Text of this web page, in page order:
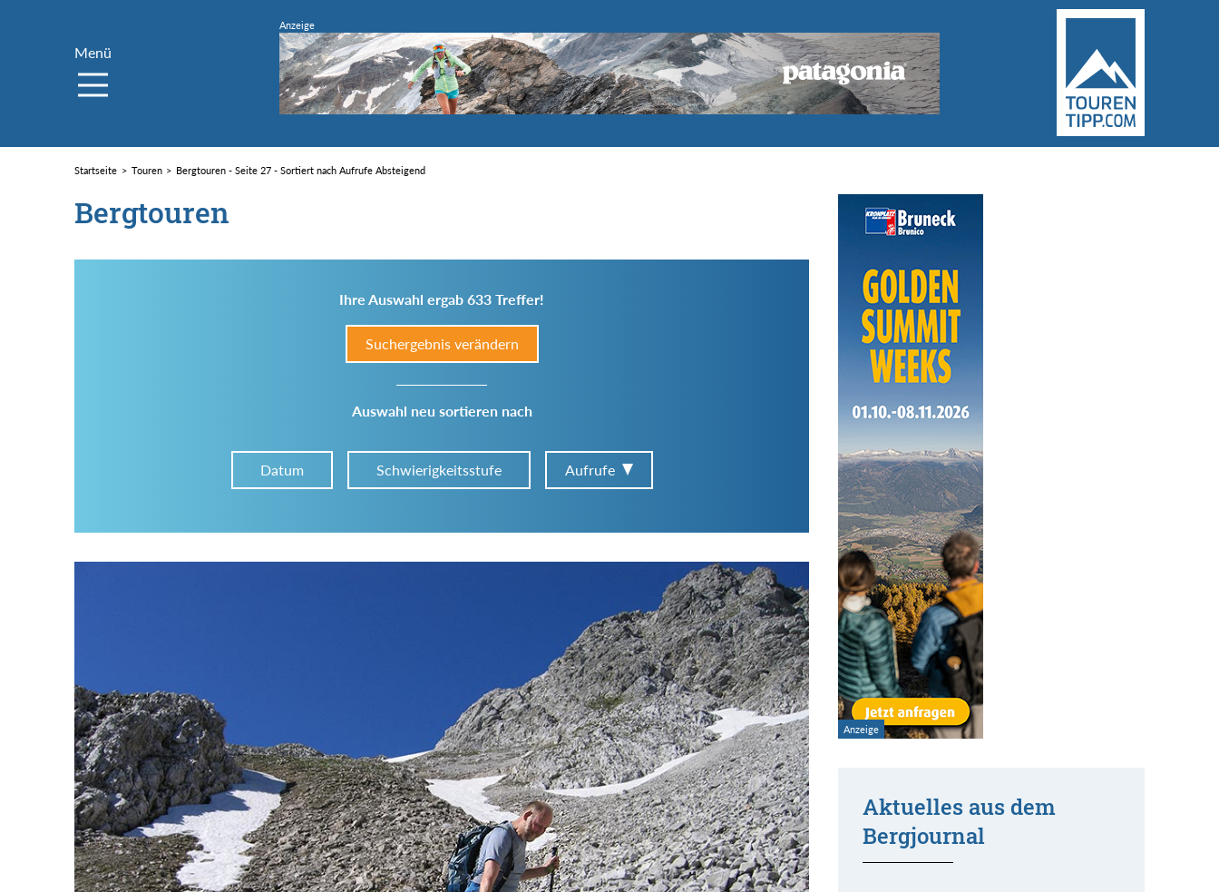
Menü
Startseite Touren Bergtouren - Seite 27 - Sortiert nach Aufrufe Absteigend
Bergtouren
Ihre Auswahl ergab 633 Treffer!
Suchergebnis verändern
Auswahl neu sortieren nach
Datum Schwierigkeitsstufe Aufrufe
Region:
Gebirge:
Schwierigkeitsgrad:
von
bis
Kondition (Tourdauer):
von
bis
Suchbegriff:
Aktuelles aus dem
Bergjournal